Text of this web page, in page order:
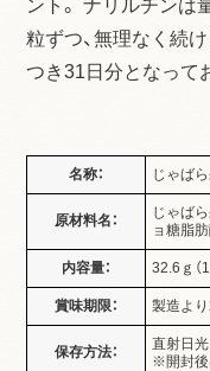
ント。 ナリルチンは
粒ずつ、無理なく続
つき31日分となって
名称： じゃば
原材料名：
じゃば
ョ糖脂
内容量： 32.6ｇ（
賞味期限： 製造よ
保存方法：
直射日
※開封後